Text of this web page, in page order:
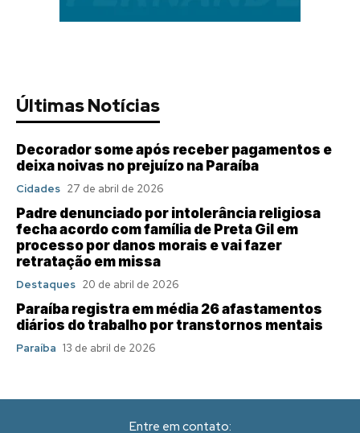
Últimas Notícias
Decorador some após receber pagamentos e
deixa noivas no prejuízo na Paraíba
Cidades 27 de abril de 2026
Padre denunciado por intolerância religiosa
fecha acordo com família de Preta Gil em
processo por danos morais e vai fazer
retratação em missa
Destaques 20 de abril de 2026
Paraíba registra em média 26 afastamentos
diários do trabalho por transtornos mentais
Paraíba 13 de abril de 2026
Entre em contato: